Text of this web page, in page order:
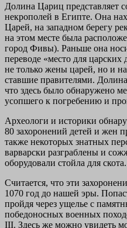
Долина Цариц представляет
некрополей в Египте. Она
Царей, на западном берегу
на этом месте была
город Фивы). Раньше она
переводе «место для
не только жены царей, но и
ставшие правителями.
что здесь было обнаружено
усопшего к погребению и
Археологи и историки
80 захоронений детей и жен
также некоторых знатных
варварски разграблены и
оборудовали стойла для скота.
Считается, что эти
1070 год до нашей эры.
пройдя через ущелье с
победоносных военных
III. Здесь же можно увидеть